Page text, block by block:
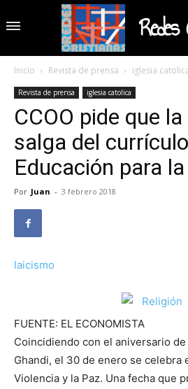
Inicio Revista de prensa iglesia
Revista de prensa iglesia catolica
CCOO pide que
salga del
Educación para
Por Juan - 3 febrero 2018
laicismo
FUENTE: EL ECONOMISTA
Coincidiendo con el aniversario
Ghandi, el 30 de enero se celebra
Violencia y la Paz. Una fecha que